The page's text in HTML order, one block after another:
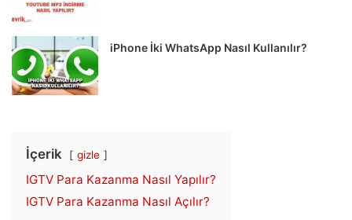
iPhone İki WhatsApp Nasıl Kullanılır?
İçerik gizle
IGTV Para Kazanma Nasıl Yapılır?
IGTV Para Kazanma Nasıl Açılır?